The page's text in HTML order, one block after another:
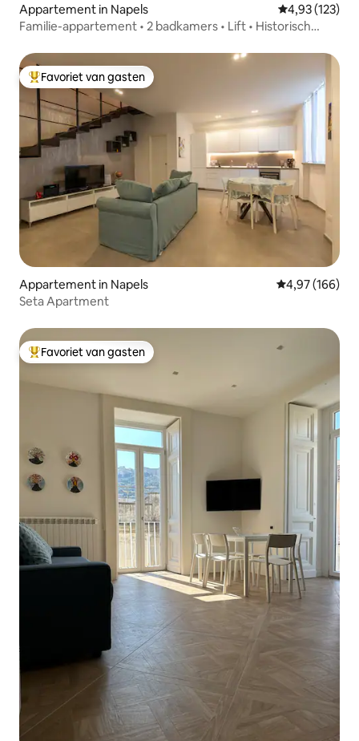
Appartement in Napels Gemiddelde
4,93 (123)
Familie-appartement • 2 badkamers • Lift • Historisch
Topfavoriet van gasten
Favoriet van gasten
Appartement in Napels Gemiddelde
4,97 (166)
Seta Apartment
Topfavoriet van gasten
Favoriet van gasten